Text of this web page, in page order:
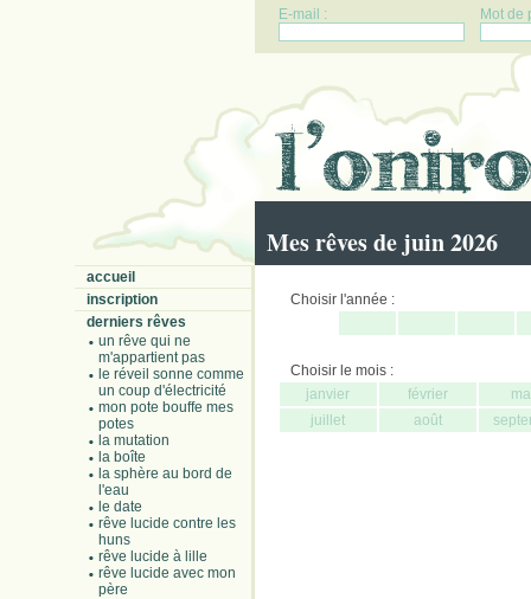
E-mail : Mot de
Mes rêves de juin 2026
accueil
inscription
derniers rêves
un rêve qui ne
m'appartient pas
le réveil sonne comme
un coup d'électricité
mon pote bouffe mes
potes
la mutation
la boîte
la sphère au bord de
l'eau
le date
rêve lucide contre les
huns
rêve lucide à lille
rêve lucide avec mon
père
Choisir l'année :
Choisir le mois :
janvier
février
juillet
août